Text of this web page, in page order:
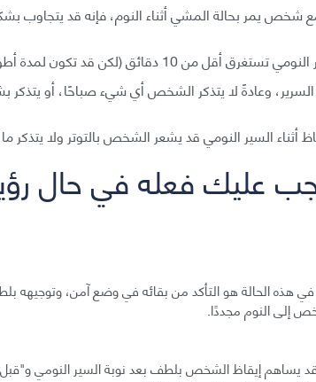
شخص يمر بحالة المشي أثناء النوم، فإنه قد يتجاوب
أغلب نوبات السير النومي تستغرق أقل من
وعادةً لا يتذكر الشخص أي شيء صباحًا، أو يتذكر
أثناء السير النومي قد يشعر الشخص بالتوتر ولا يتذكر
عليك فعله في حال
هذه الحالة هو التأكد من بقائه في وضع آمن، وتوجيهه
إلى النوم مجددًا.
يساهم إيقاظ الشخص بلطف بعد نوبة السير النومي و"قبل